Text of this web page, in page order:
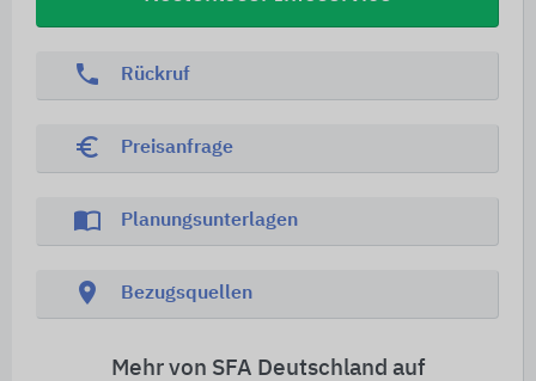
phone Rückruf
euro_symbol Preisanfrage
import_contacts Planungsunterlagen
location_on Bezugsquellen
Mehr von SFA Deutschland auf